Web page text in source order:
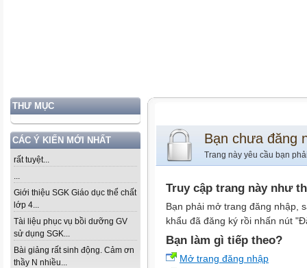
THƯ MỤC
CÁC Ý KIẾN MỚI NHẤT
rất tuyệt...
...
Giới thiệu SGK Giáo dục thể chất
lớp 4...
Tài liệu phục vụ bồi dưỡng GV
sử dụng SGK...
Bài giảng rất sinh động. Cảm ơn
thầy N nhiều...
Bạn chưa đăng
Trang này yêu cầu bạn
Truy cập trang này như
Bạn phải mở trang đăng nhập,
khẩu đã đăng ký rồi nhấn nút
Bạn làm gì tiếp theo?
Mở trang đăng nhập